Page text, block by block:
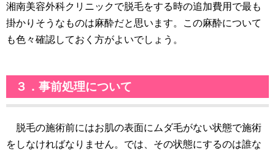
湘南美容外科クリニックで脱毛をする時の追加費用で最も
掛かりそうなものは麻酔だと思います。この麻酔について
も色々確認しておく方がよいでしょう。
３．事前処理について
脱毛の施術前にはお肌の表面にムダ毛がない状態で施術
をしなければなりません。では、その状態にするのは誰な